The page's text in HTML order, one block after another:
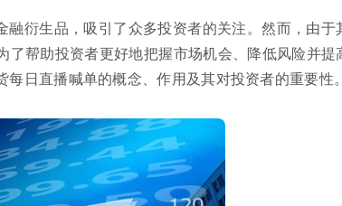
衍生品，吸引了众多投资者的关注。然而，由于
帮助投资者更好地把握市场机会、降低风险并提
日直播喊单的概念、作用及其对投资者的重要性。